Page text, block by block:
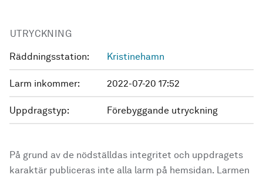
UTRYCKNING
Räddningsstation: Kristinehamn
Larm inkommer: 2022-07-20 17:52
Uppdragstyp: Förebyggande utryckning
På grund av de nödställdas integritet och uppdragets
karaktär publiceras inte alla larm på hemsidan. Larmen